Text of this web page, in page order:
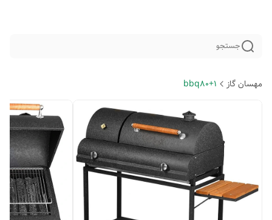
جستجو
مهسان گاز bbq80+1